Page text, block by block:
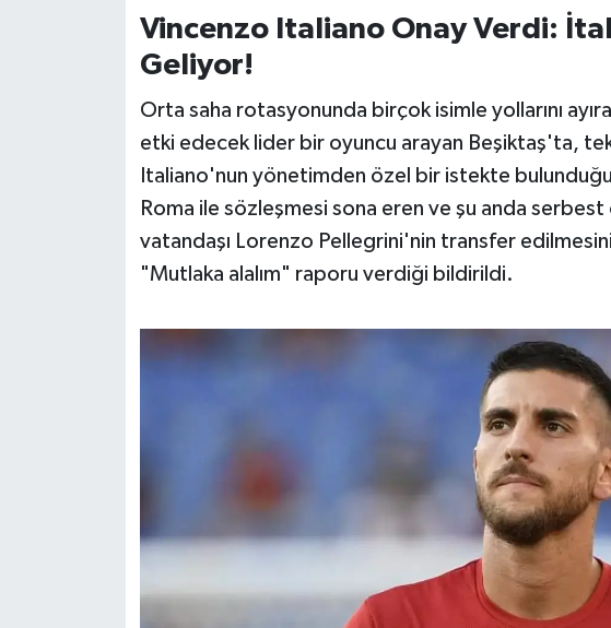
Vincenzo Italiano Onay Verdi:
Geliyor!
Orta saha rotasyonunda birçok isimle yollarını
etki edecek lider bir oyuncu arayan Beşiktaş'ta,
Italiano'nun yönetimden özel bir istekte
Roma ile sözleşmesi sona eren ve şu anda
vatandaşı Lorenzo Pellegrini'nin transfer
"Mutlaka alalım" raporu verdiği bildirildi.
Savaştepe
SEYAHAT
SÜRMANŞET